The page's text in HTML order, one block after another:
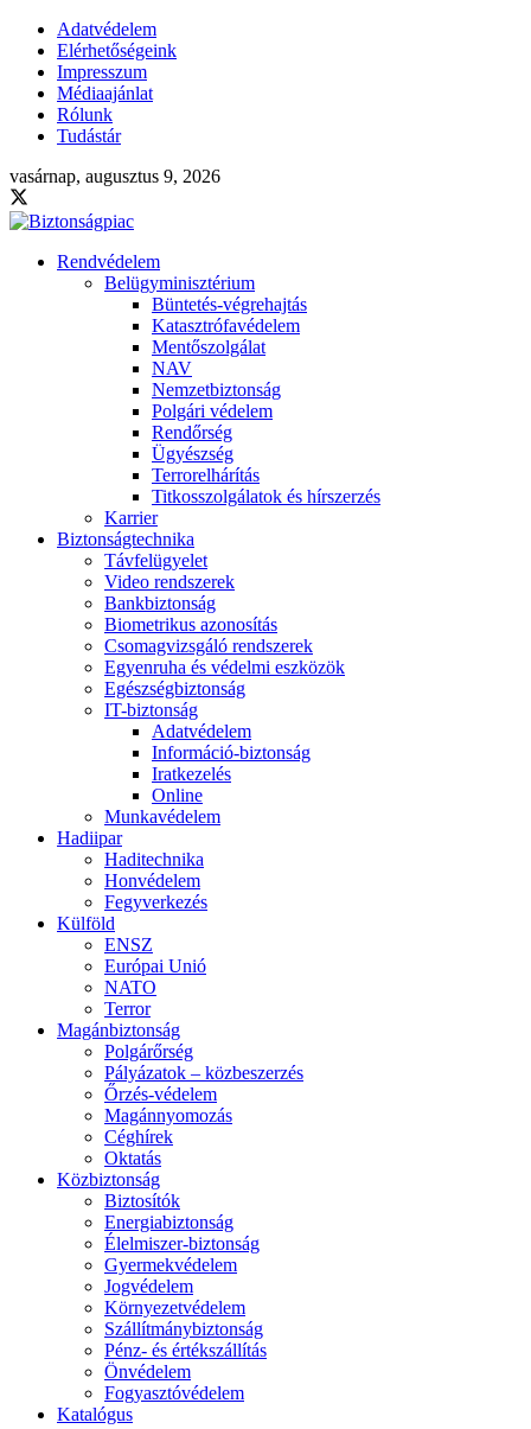
Adatvédelem
Elérhetőségeink
Impresszum
Médiaajánlat
Rólunk
Tudástár
vasárnap, augusztus 9, 2026
Rendvédelem
Belügyminisztérium
Büntetés-végrehajtás
Katasztrófavédelem
Mentőszolgálat
NAV
Nemzetbiztonság
Polgári védelem
Rendőrség
Ügyészség
Terrorelhárítás
Titkosszolgálatok és hírszerzés
Karrier
Biztonságtechnika
Távfelügyelet
Video rendszerek
Bankbiztonság
Biometrikus azonosítás
Csomagvizsgáló rendszerek
Egyenruha és védelmi eszközök
Egészségbiztonság
IT-biztonság
Adatvédelem
Információ-biztonság
Iratkezelés
Online
Munkavédelem
Hadiipar
Haditechnika
Honvédelem
Fegyverkezés
Külföld
ENSZ
Európai Unió
NATO
Terror
Magánbiztonság
Polgárőrség
Pályázatok – közbeszerzés
Őrzés-védelem
Magánnyomozás
Céghírek
Oktatás
Közbiztonság
Biztosítók
Energiabiztonság
Élelmiszer-biztonság
Gyermekvédelem
Jogvédelem
Környezetvédelem
Szállítmánybiztonság
Pénz- és értékszállítás
Önvédelem
Fogyasztóvédelem
Katalógus